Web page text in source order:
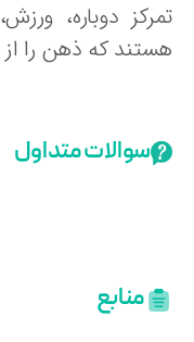
دوباره، ورزش،
که ذهن را از
سوالات متداول
منابع